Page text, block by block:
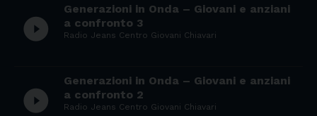
play_circle_filled
Generazioni in Onda – Giovani e anziani
a confronto 3
Radio Jeans Centro Giovani Chiavari
play_circle_filled
Generazioni in Onda – Giovani e anziani
a confronto 2
Radio Jeans Centro Giovani Chiavari